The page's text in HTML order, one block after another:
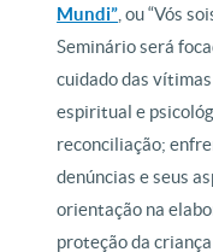
Mundi” , ou “Vós
Seminário será
cuidado das
espiritual e
reconciliação;
denúncias e seus
orientação na
proteção da